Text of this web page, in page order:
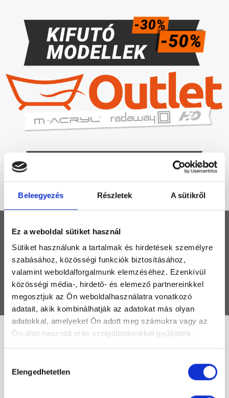
Beleegyezés Részletek A sütikről
Ez a weboldal sütiket használ
Sütiket használunk a tartalmak és hirdetések személyre
szabásához, közösségi funkciók biztosításához,
valamint weboldalforgalmunk elemzéséhez. Ezenkívül
közösségi média-, hirdető- és elemező partnereinkkel
megosztjuk az Ön weboldalhasználatra vonatkozó
adatait, akik kombinálhatják az adatokat más olyan
adatokkal, amelyeket Ön adott meg számukra vagy az
Ön által használt más szolgáltatásokból gyűjtöttek.
kiválasztása
Elengedhetetlen
TERMÉKEK
MÁRKÁK
GYIK
KAPCSOLAT